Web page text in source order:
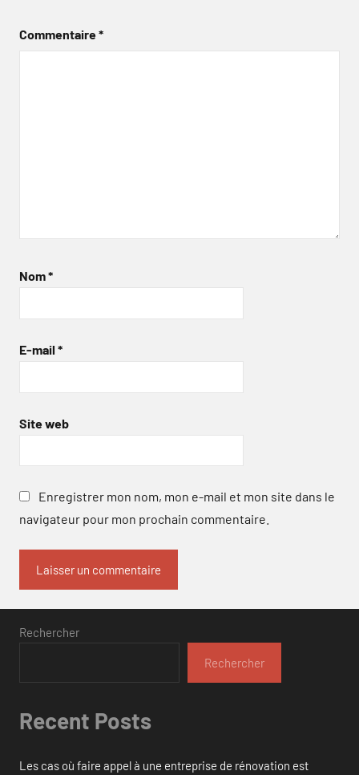
Commentaire*
Nom*
E-mail *
Site web
Enregistrer mon nom, mon e-mail et mon site dans le
navigateur pour mon prochain commentaire.
Rechercher
Rechercher
Recent Posts
Les cas où faire appel à une entreprise de rénovation est